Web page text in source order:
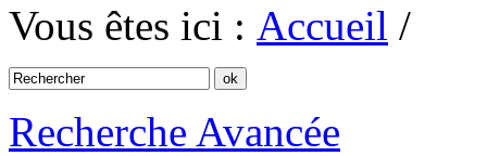
Vous êtes ici : Accueil /
Recherche Avancée